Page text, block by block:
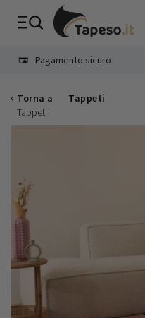
Pagamento sicuro
Torna a
Tappeti
Tappeti